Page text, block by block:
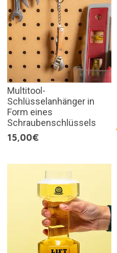
Multitool-
Schlüsselanhänger in
Form eines
Schraubenschlüssels
15,00€